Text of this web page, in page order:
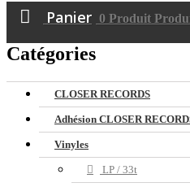
Panier 0 Produit
Catégories
CLOSER RECORDS
Adhésion CLOSER
Vinyles
LP / 33t